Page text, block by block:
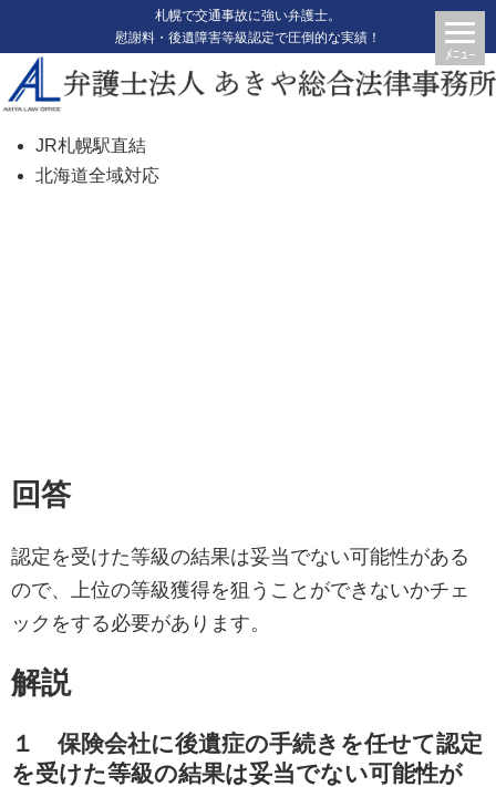
札幌で交通事故に強い弁護士。
慰謝料・後遺障害等級認定で圧倒的な実績！
JR札幌駅直結
北海道全域対応
回答
認定を受けた等級の結果は妥当でない可能性がある
ので、上位の等級獲得を狙うことができないかチェ
ックをする必要があります。
解説
１ 保険会社に後遺症の手続きを任せて認定
を受けた等級の結果は妥当でない可能性が